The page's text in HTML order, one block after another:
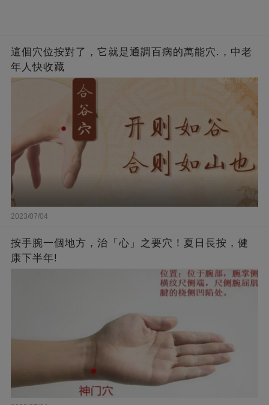
這個穴位按對了，它就是通調百病的萬能穴.，中老
年人快收藏
2023/07/04
按手腕一個地方，治「心」之要穴！夏日長按，健
康下半年!